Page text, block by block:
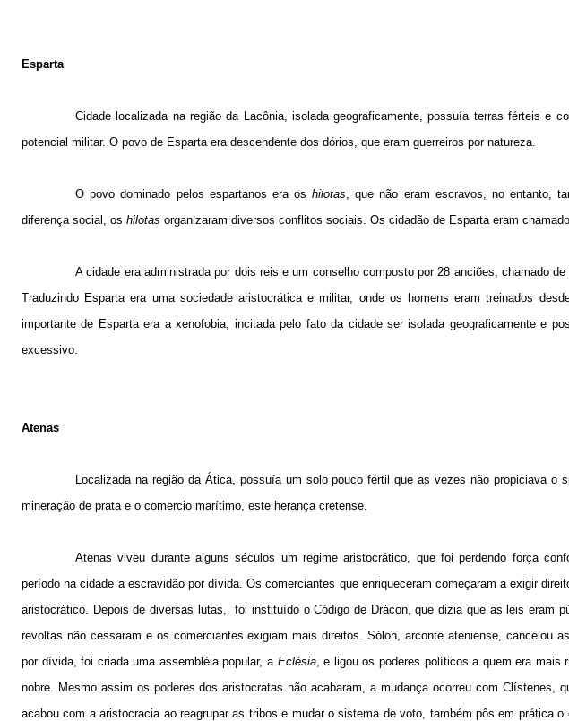
Esparta
Cidade localizada na região da Lacônia, isolada geograficamente, possuía terras férteis e
potencial militar. O povo de Esparta era descendente dos dórios, que eram guerreiros por natureza.
O povo dominado pelos espartanos era oshilotas , que não eram escravos, no entanto,
diferença social, os hilotas organizaram diversos conflitos sociais. Os cidadão de Esparta eram
A cidade era administrada por dois reis e um conselho composto por 28 anciões, chamado de
Traduzindo Esparta era uma sociedade aristocrática e militar, onde os homens eram treinados
importante de Esparta era a xenofobia, incitada pelo fato da cidade ser isolada geograficamente e
excessivo.
Atenas
Localizada na região da Ática, possuía um solo pouco fértil que as vezes não propiciava o
mineração de prata e o comercio marítimo, este herança cretense.
Atenas viveu durante alguns séculos um regime aristocrático, que foi perdendo força
período na cidade a escravidão por dívida. Os comerciantes que enriqueceram começaram a exigir
aristocrático. Depois de diversas lutas,
foi instituído o Código de Drácon, que dizia que as leis eram
revoltas não cessaram e os comerciantes exigiam mais direitos. Sólon, arconte ateniense, cancelou
por dívida, foi criada uma assembléia popular, a Eclésia, e ligou os poderes políticos a quem era mais
nobre. Mesmo assim os poderes dos aristocratas não acabaram, a mudança ocorreu com Clístenes,
acabou com a aristocracia ao reagrupar as tribos e mudar o sistema de voto, também pôs em prática